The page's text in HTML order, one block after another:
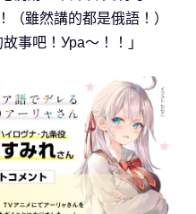
雖然講的都是俄語！）
事吧！Ура～！！」